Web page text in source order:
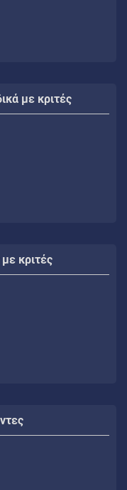
με κριτές
κριτές